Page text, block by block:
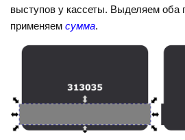
выступов у кассеты. Выделяем оба
применяемсумма.